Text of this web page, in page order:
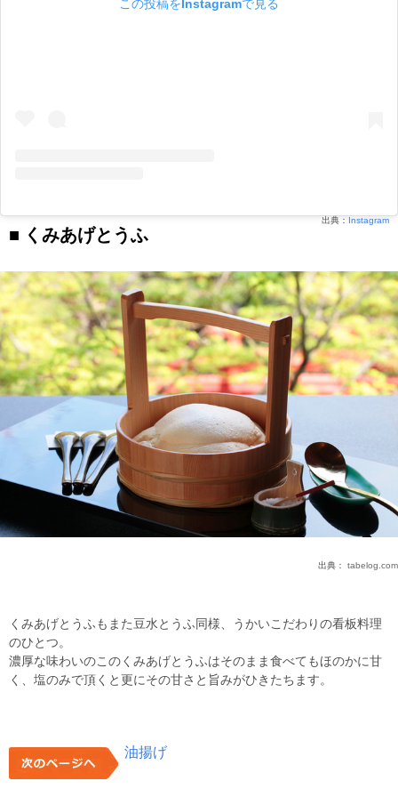
この投稿をInstagramで見る
出典： Instagram
くみあげとうふ
出典： tabelog.com
くみあげとうふもまた豆水とうふ同様、うかいこだわりの看板料理
のひとつ。
濃厚な味わいのこのくみあげとうふはそのまま食べてもほのかに甘
く、塩のみで頂くと更にその甘さと旨みがひきたちます。
油揚げ